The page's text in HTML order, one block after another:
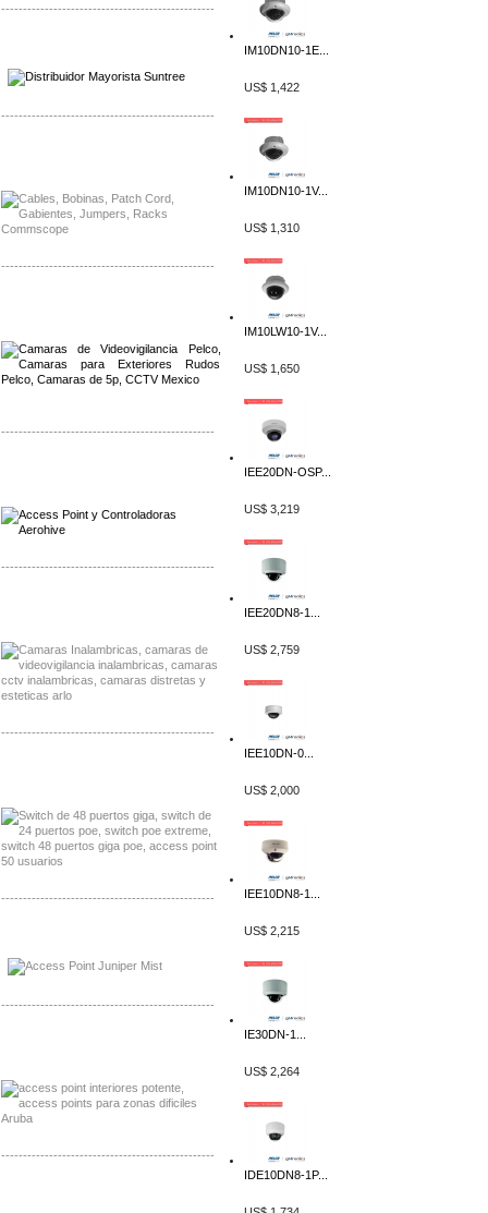
-------------------------------------------------
-------------------------------------------------
-------------------------------------------------
-------------------------------------------------
-------------------------------------------------
-------------------------------------------------
-------------------------------------------------
-------------------------------------------------
-------------------------------------------------
IM10DN10-1E...
US$ 1,422
IM10DN10-1V...
US$ 1,310
IM10LW10-1V...
US$ 1,650
IEE20DN-OSP...
US$ 3,219
IEE20DN8-1...
US$ 2,759
IEE10DN-0...
US$ 2,000
IEE10DN8-1...
US$ 2,215
IE30DN-1...
US$ 2,264
IDE10DN8-1P...